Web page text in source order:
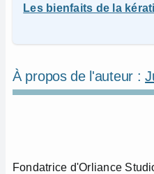
Les bienfaits de la
À propos de l'auteur :
Fondatrice d'Orliance